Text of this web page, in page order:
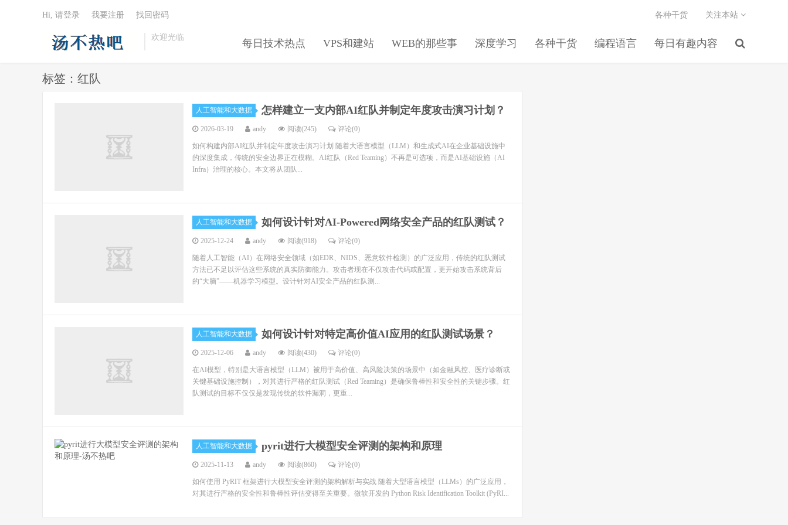
欢迎光临
每日技术热点 VPS和建站 WEB的那些事 深度学习 各种干货 编程语言 每日有趣内容
各种干货 关注本站
Hi, 请登录 我要注册 找回密码
标签：红队
人工智能和大数据 怎样建立一支内部AI红队并制定年度攻击演习计划？
2026-03-19 andy 阅读(245) 评论(0)
如何构建内部AI红队并制定年度攻击演习计划 随着大语言模型（LLM）和生成式AI在企业基础设施中
的深度集成，传统的安全边界正在模糊。AI红队（Red Teaming）不再是可选项，而是AI基础设施（AI
Infra）治理的核心。本文将从团队...
人工智能和大数据 如何设计针对AI-Powered网络安全产品的红队测试？
2025-12-24 andy 阅读(918) 评论(0)
随着人工智能（AI）在网络安全领域（如EDR、NIDS、恶意软件检测）的广泛应用，传统的红队测试
方法已不足以评估这些系统的真实防御能力。攻击者现在不仅攻击代码或配置，更开始攻击系统背后
的“大脑”——机器学习模型。设计针对AI安全产品的红队测...
人工智能和大数据 如何设计针对特定高价值AI应用的红队测试场景？
2025-12-06 andy 阅读(430) 评论(0)
在AI模型，特别是大语言模型（LLM）被用于高价值、高风险决策的场景中（如金融风控、医疗诊断或
关键基础设施控制），对其进行严格的红队测试（Red Teaming）是确保鲁棒性和安全性的关键步骤。红
队测试的目标不仅仅是发现传统的软件漏洞，更重...
人工智能和大数据 pyrit进行大模型安全评测的架构和原理
2025-11-13 andy 阅读(860) 评论(0)
如何使用 PyRIT 框架进行大模型安全评测的架构解析与实战 随着大型语言模型（LLMs）的广泛应用，
对其进行严格的安全性和鲁棒性评估变得至关重要。微软开发的 Python Risk Identification Toolkit (PyRI...